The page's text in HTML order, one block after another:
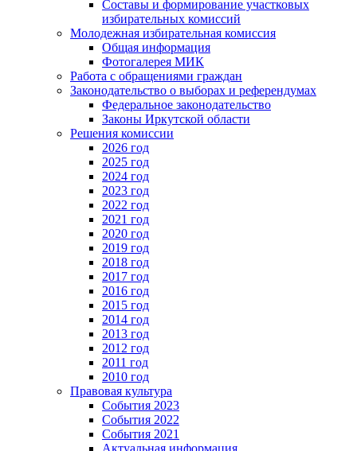
Составы и формирование участковых
избирательных комиссий
Молодежная избирательная комиссия
Общая информация
Фотогалерея МИК
Работа с обращениями граждан
Законодательство о выборах и референдумах
Федеральное законодательство
Законы Иркутской области
Решения комиссии
2026 год
2025 год
2024 год
2023 год
2022 год
2021 год
2020 год
2019 год
2018 год
2017 год
2016 год
2015 год
2014 год
2013 год
2012 год
2011 год
2010 год
Правовая культура
События 2023
События 2022
События 2021
Актуальная информация